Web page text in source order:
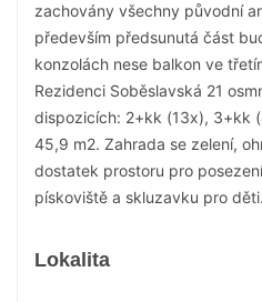
zachovány všechny původní
především předsunutá část
konzolách nese balkon ve
Rezidenci Soběslavská 21
dispozicích: 2+kk (13x), 3+kk
45,9 m2. Zahrada se zelení,
dostatek prostoru pro
pískoviště a skluzavku pro děti.
Lokalita